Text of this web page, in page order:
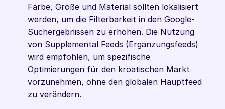
Farbe, Größe und Material sollten lokalisiert
werden, um die Filterbarkeit in den Google-
Suchergebnissen zu erhöhen. Die Nutzung
von Supplemental Feeds (Ergänzungsfeeds)
wird empfohlen, um spezifische
Optimierungen für den kroatischen Markt
vorzunehmen, ohne den globalen Hauptfeed
zu verändern.